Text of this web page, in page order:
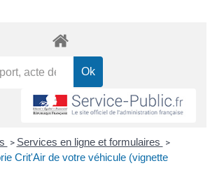
> Services en ligne et formulaires >
Crit'Air de votre véhicule (vignette